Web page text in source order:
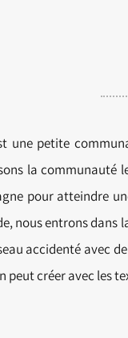
une petite
la communauté
pour atteindre
nous entrons dans
accidenté avec
peut créer avec les